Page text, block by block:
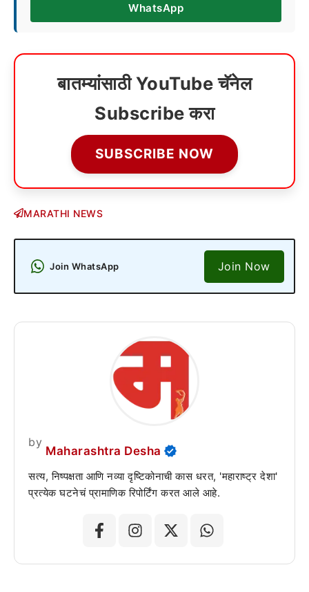
WhatsApp
बातम्यांसाठी YouTube चॅनेल
Subscribe करा
SUBSCRIBE NOW
MARATHI NEWS
Join WhatsApp Join Now
by
Maharashtra Desha
सत्य, निष्पक्षता आणि नव्या दृष्टिकोनाची कास धरत, 'महाराष्ट्र देशा'
प्रत्येक घटनेचं प्रामाणिक रिपोर्टिंग करत आले आहे.